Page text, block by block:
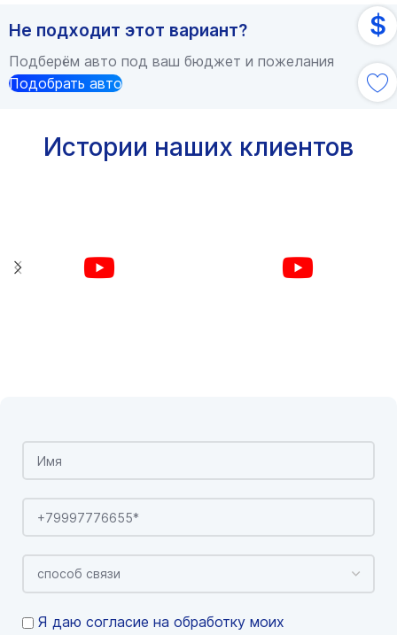
Не подходит этот вариант?
Подберём авто под ваш бюджет и пожелания
Подобрать авто
Истории наших клиентов
Я даю согласие на обработку моих
$